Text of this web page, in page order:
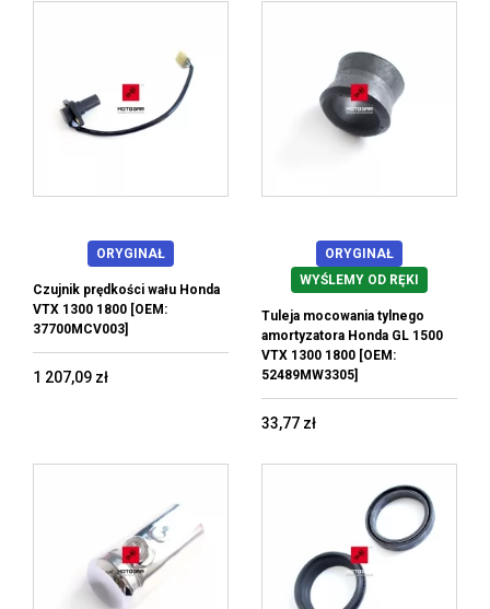
ORYGINAŁ
Czujnik prędkości wału Honda
VTX 1300 1800 [OEM:
37700MCV003]
1 207,09 zł
ORYGINAŁ
WYŚLEMY OD RĘKI
Tuleja mocowania tylnego
amortyzatora Honda GL 1500
VTX 1300 1800 [OEM:
52489MW3305]
33,77 zł